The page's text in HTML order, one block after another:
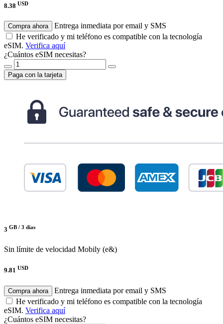
8.38 USD
Compra ahora
Entrega inmediata por email y SMS
He verificado y mi teléfono es compatible con la tecnología
eSIM. Verifica aquí
¿Cuántos eSIM necesitas?
Paga con la tarjeta
3 GB / 3 días
Sin límite de velocidad Mobily (e&)
9.81 USD
Compra ahora
Entrega inmediata por email y SMS
He verificado y mi teléfono es compatible con la tecnología
eSIM. Verifica aquí
¿Cuántos eSIM necesitas?